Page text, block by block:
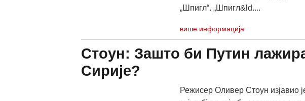
„Шпигл“. „Шпигл&ld....
више информација
Стоун: Зашто би Путин
Сирије?
Режисер Оливер Стоун изјавио